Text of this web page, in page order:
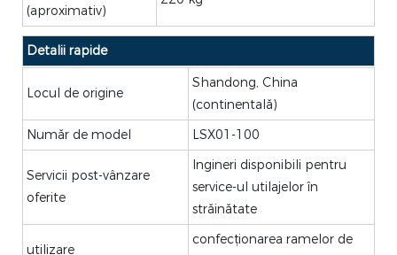
(aproximativ)
Detalii rapide
Locul de origine
Shandong, China
(continentală)
Număr de model
LSX01-100
Servicii post-vânzare
oferite
Ingineri disponibili pentru
service-ul utilajelor în
străinătate
utilizare
confecționarea ramelor de